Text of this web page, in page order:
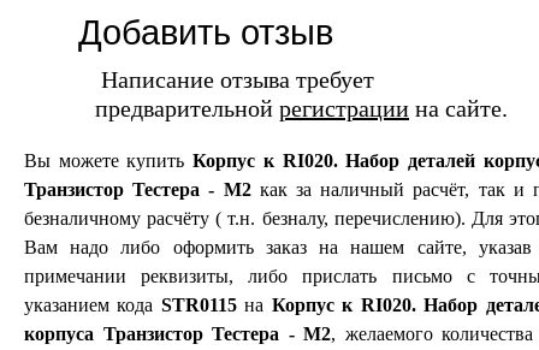
Добавить отзыв
Написание отзыва требует
предварительной регистрации на сайте.
Вы можете купитьКорпус к RI020. Набор деталей
Транзистор Тестера - М2как за наличный расчёт, так и
безналичному расчёту ( т.н. безналу, перечислению). Для
Вам надо либо оформить заказ на нашем сайте,
примечании реквизиты, либо прислать письмо с
указанием кода STR0115 на Корпус к RI020. Набор
корпуса Транзистор Тестера - М2, желаемого